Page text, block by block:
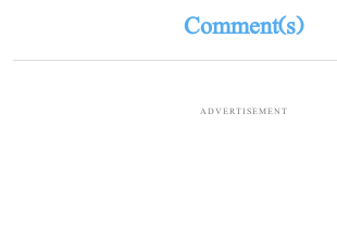
Comment(s)
ADVERTISEMENT